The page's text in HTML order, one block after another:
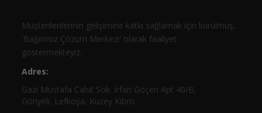
Müşterilerilerinin gelişimine katkı sağlamak için kurulmuş,
'Bağımsız Çözüm Merkezi' olarak faaliyet
göstermekteyiz.
Adres:
Gazi Mustafa Cahit Sok. İrfan Göçen Apt 40/B,
Gönyeli, Lefkoşa, Kuzey Kıbrıs